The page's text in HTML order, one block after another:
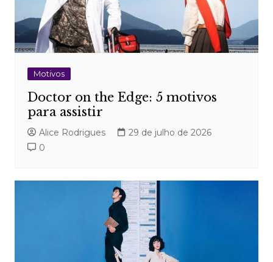
Motivos
Doctor on the Edge: 5 motivos
para assistir
Alice Rodrigues
29 de julho de 2026
0